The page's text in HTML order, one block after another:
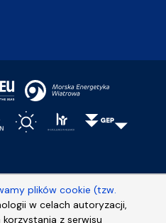
plików cookie (tzw.
w celach autoryzacji,
z serwisu